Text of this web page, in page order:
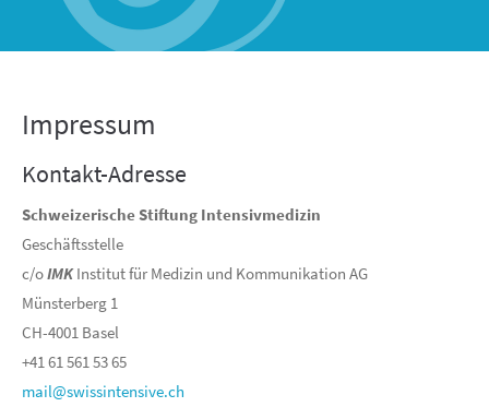
Impressum
Kontakt-Adresse
Schweizerische Stiftung Intensivmedizin
Geschäftsstelle
c/oIMK Institut für Medizin und Kommunikation AG
Münsterberg 1
CH-4001 Basel
+41 61 561 53 65
mail@swissintensive.ch